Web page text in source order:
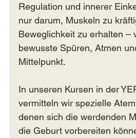
Regulation und innerer
nur darum, Muskeln zu
Beweglichkeit zu erhalten –
bewusste Spüren, Atmen
Mittelpunkt.
In unseren Kursen in der
vermitteln wir spezielle
denen sich die werdenden
die Geburt vorbereiten